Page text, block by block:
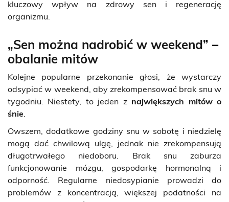
kluczowy wpływ na zdrowy sen i regenerację
organizmu.
„Sen można nadrobić w weekend” –
obalanie mitów
Kolejne popularne przekonanie głosi, że wystarczy
odsypiać w weekend, aby zrekompensować brak snu w
tygodniu. Niestety, to jeden z największych mitów o
śnie.
Owszem, dodatkowe godziny snu w sobotę i niedzielę
mogą dać chwilową ulgę, jednak nie zrekompensują
długotrwałego niedoboru. Brak snu zaburza
funkcjonowanie mózgu, gospodarkę hormonalną i
odporność. Regularne niedosypianie prowadzi do
problemów z koncentracją, większej podatności na